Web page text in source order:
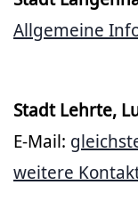
Allgemeine
Stadt Lehrte,
E-Mail:
weitere